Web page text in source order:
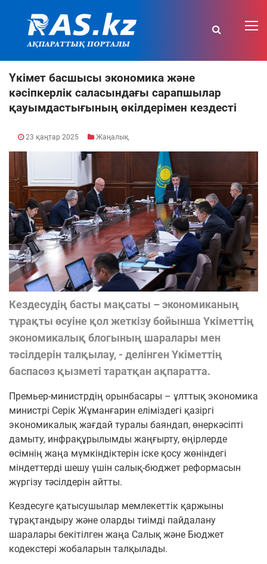
Үкімет басшысы экономика және
кәсіпкерлік саласындағы сарапшылар
қауымдастығының өкілдерімен кездесті
23 қаңтар 2025 Жаңалық
Кездесудің басты мақсаты – экономиканың
тұрақты өсуіне қол жеткізу бойынша Үкіметтің
экономикалық блогының шаралары мен
тәсілдерін талқылау, - делінген Үкіметтің
баспасөз қызметі таратқан ақпаратта.
Премьер-министрдің орынбасары – ұлттық экономика
министрі Серік Жұманғарин еліміздегі қазіргі
экономикалық жағдай туралы баяндап, өнеркәсіпті
дамыту, инфрақұрылымды жаңғырту, өңірлерде
өсімнің жаңа мүмкіндіктерін іске қосу жөніндегі
міндеттерді шешу үшін салық-бюджет реформасын
жүргізу тәсілдерін айтты.
Кездесуге қатысушылар мемлекеттік қаржыны
тұрақтандыру және оларды тиімді пайдалану
шаралары бекітілген жаңа Салық және Бюджет
кодекстері жобаларын талқылады.